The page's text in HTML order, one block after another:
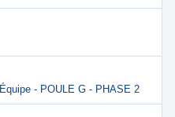
- POULE G - PHASE 2